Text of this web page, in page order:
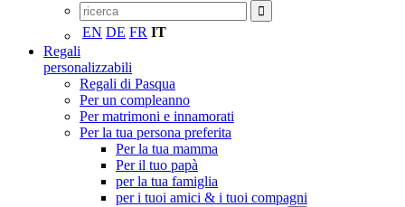
EN DE FR IT
Regali
personalizzabili
Regali di Pasqua
Per un compleanno
Per matrimoni e innamorati
Per la tua persona preferita
Per la tua mamma
Per il tuo papà
per la tua famiglia
per i tuoi amici & i tuoi compagni